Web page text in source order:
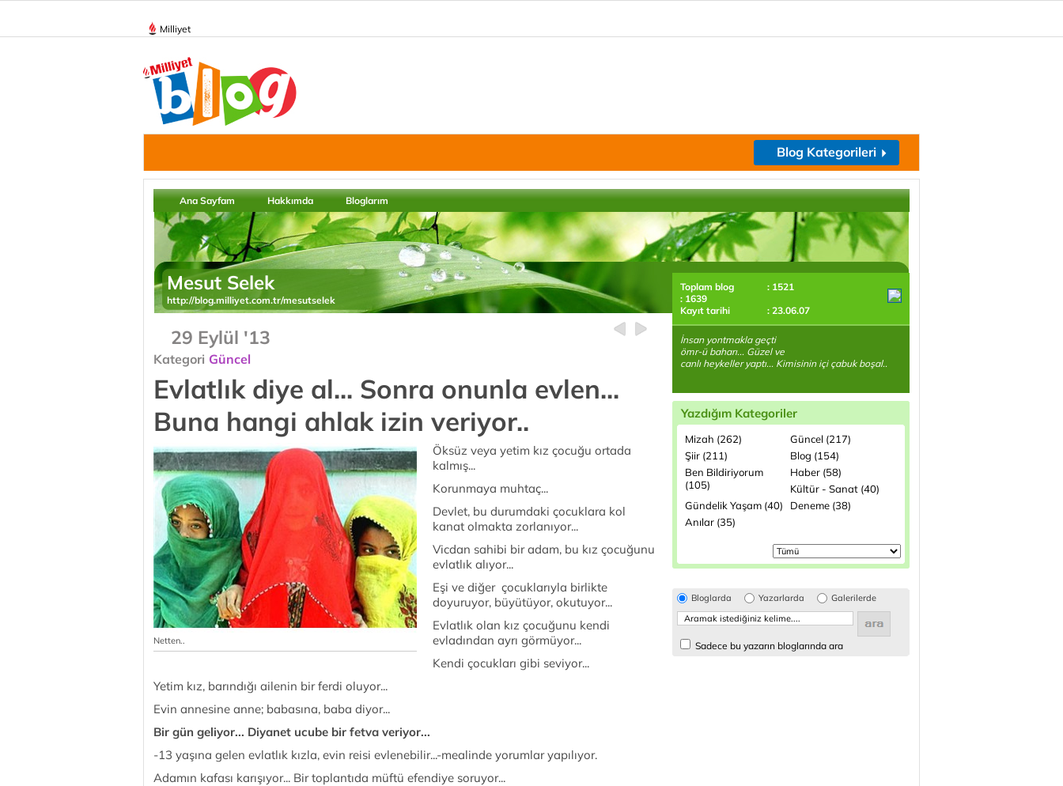
Milliyet
Blog Kategorileri
Ana Sayfam Hakkımda Bloglarım
Mesut Selek
http://blog.milliyet.com.tr/mesutselek
29 Eylül '13
Kategori Güncel
Evlatlık diye al... Sonra onunla evlen...
Buna hangi ahlak izin veriyor..
Netten..
Öksüz veya yetim kız çocuğu ortada
kalmış...
Korunmaya muhtaç...
Devlet, bu durumdaki çocuklara kol
kanat olmakta zorlanıyor...
Vicdan sahibi bir adam, bu kız çocuğunu
evlatlık alıyor...
Eşi ve diğer çocuklarıyla birlikte
doyuruyor, büyütüyor, okutuyor...
Evlatlık olan kız çocuğunu kendi
evladından ayrı görmüyor...
Kendi çocukları gibi seviyor...
Yetim kız, barındığı ailenin bir ferdi oluyor...
Evin annesine anne; babasına, baba diyor...
Bir gün geliyor... Diyanet ucube bir fetva veriyor...
-13 yaşına gelen evlatlık kızla, evin reisi evlenebilir...-mealinde yorumlar yapılıyor.
Adamın kafası karışıyor... Bir toplantıda müftü efendiye soruyor...
Toplam blog
: 1521
: 1639
Kayıt tarihi
: 23.06.07
İnsan yontmakla geçti
ömr-ü baharı... Güzel ve
canlı heykeller yaptı... Kimisinin içi çabuk boşal..
Yazdığım Kategoriler
Mizah (262)
Güncel (217)
Şiir (211)
Blog (154)
Ben Bildiriyorum
(105)
Haber (58)
Kültür - Sanat (40)
Gündelik Yaşam (40)
Deneme (38)
Anılar (35)
Bloglarda Yazarlarda Galerilerde
Sadece bu yazarın bloglarında ara